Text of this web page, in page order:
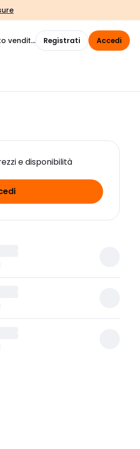
vendita Registrati Accedi
e disponibilità